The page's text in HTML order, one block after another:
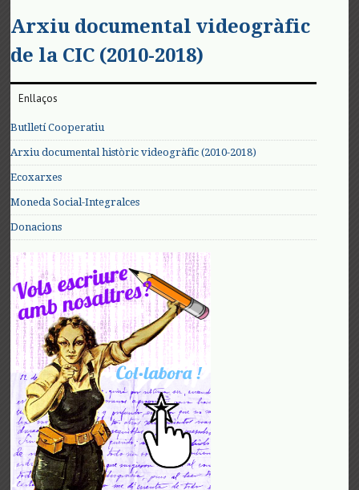
Arxiu documental videogràfic
de la CIC (2010-2018)
Enllaços
Butlletí Cooperatiu
Arxiu documental històric videogràfic (2010-2018)
Ecoxarxes
Moneda Social-Integralces
Donacions